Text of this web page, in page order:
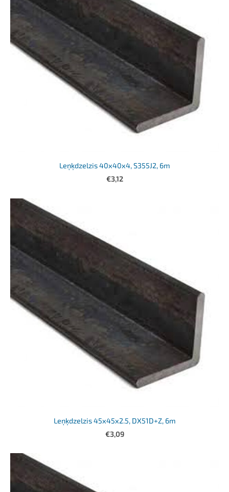
Leņķdzelzis 40x40x4, S355J2, 6m
€3,12
Leņķdzelzis 45x45x2.5, DX51D+Z, 6m
€3,09